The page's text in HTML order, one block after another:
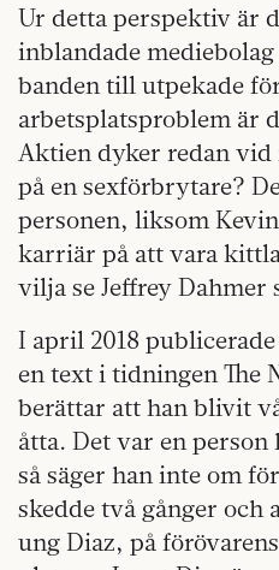
Ur detta perspektiv är
inblandade
banden till utpekade
arbetsplatsproblem är
Aktien dyker redan
på en sexförbrytare?
personen, liksom
karriär på att vara
vilja se Jeffrey Dahmer
I april 2018
en text i tidningen The
berättar att han blivit
åtta. Det var en person
så säger han inte om
skedde två gånger och
ung Diaz, på